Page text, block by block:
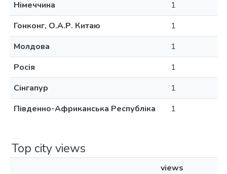
Німеччина
1
Гонконг, О.А.Р. Китаю
1
Молдова
1
Росія
1
Сінгапур
1
Південно-Африканська Республіка
1
Top city views
views